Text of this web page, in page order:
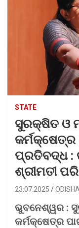
STATE
ସୁରକ୍ଷିତ ଓ
ପ୍ରତିବଦ୍ଧ :
ଶ୍ରୀମତୀ
23.07.2025
ଭୁବନେଶ୍ୱର :
କର୍ମକ୍ଷେତ୍ର